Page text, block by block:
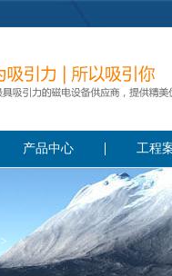
产品中心 工程
>